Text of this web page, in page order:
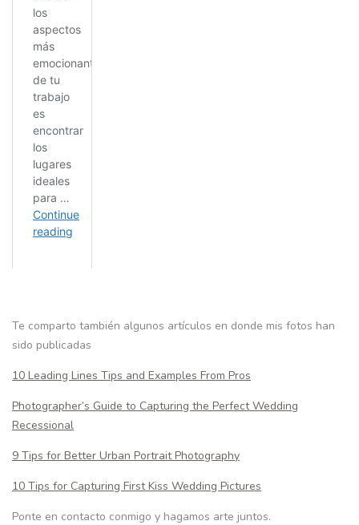
Te comparto también algunos artículos en donde mis fotos han
sido publicadas
10 Leading Lines Tips and Examples From Pros
Photographer’s Guide to Capturing the Perfect Wedding
Recessional
9 Tips for Better Urban Portrait Photography
10 Tips for Capturing First Kiss Wedding Pictures
Ponte en contacto conmigo y hagamos arte juntos.